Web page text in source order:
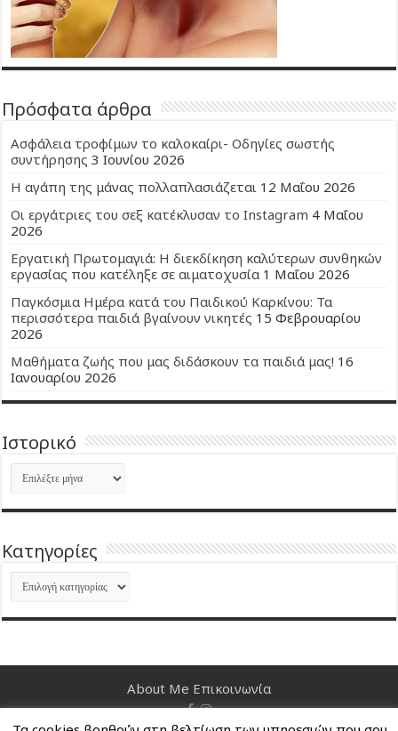
Πρόσφατα άρθρα
Ασφάλεια τροφίμων το καλοκαίρι- Οδηγίες σωστής
συντήρησης 3 Ιουνίου 2026
Η αγάπη της μάνας πολλαπλασιάζεται 12 Μαΐου 2026
Οι εργάτριες του σεξ κατέκλυσαν το Instagram 4 Μαΐου
2026
Εργατική Πρωτομαγιά: Η διεκδίκηση καλύτερων συνθηκών
εργασίας που κατέληξε σε αιματοχυσία 1 Μαΐου 2026
Παγκόσμια Ημέρα κατά του Παιδικού Καρκίνου: Τα
περισσότερα παιδιά βγαίνουν νικητές 15 Φεβρουαρίου
2026
Μαθήματα ζωής που μας διδάσκουν τα παιδιά μας! 16
Ιανουαρίου 2026
Ιστορικό
Ιστορικό
Kατηγορίες
Kατηγορίες
About Me Επικοινωνία